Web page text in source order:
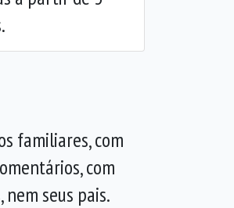
familiares, com
com
seus pais.